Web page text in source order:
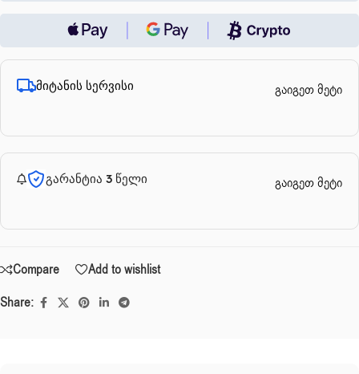
მიტანის სერვისი გაიგეთ მეტი
გარანტია 3 წელი გაიგეთ მეტი
Compare
Add to wishlist
Share: